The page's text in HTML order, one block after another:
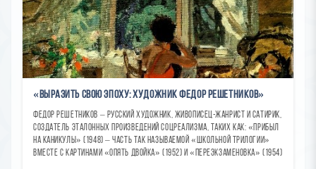
«Выразить свою эпоху: художник Федор Решетников»
Федор Решетников – русский художник, живописец-жанрист и сатирик,
создатель эталонных произведений соцреализма, таких как: «Прибыл
на каникулы» (1948) – часть так называемой «школьной трилогии»
вместе с картинами «Опять двойка» (1952) и «Переэкзаменовка» (1954)